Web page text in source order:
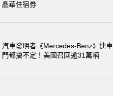
晶華住宿券
汽車發明者《Mercedes-Benz》連車
門都搞不定！美國召回逾31萬輛